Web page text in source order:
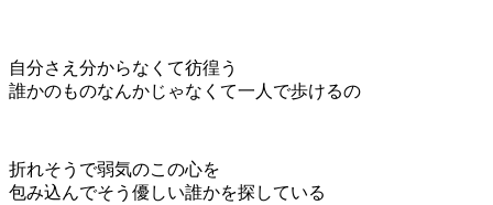
自分さえ分からなくて彷徨う
誰かのものなんかじゃなくて一人で歩けるの
折れそうで弱気のこの心を
包み込んでそう優しい誰かを探している